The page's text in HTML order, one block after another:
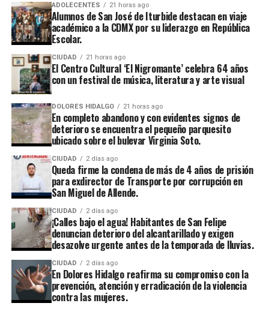
ADOLECENTES 21 horas ago
Alumnos de San José de Iturbide destacan en viaje
académico a la CDMX por su liderazgo en República
Escolar.
CIUDAD 21 horas ago
El Centro Cultural ‘El Nigromante’ celebra 64 años
con un festival de música, literatura y arte visual
DOLORES HIDALGO 21 horas ago
En completo abandono y con evidentes signos de
deterioro se encuentra el pequeño parquesito
ubicado sobre el bulevar Virginia Soto.
CIUDAD 2 días ago
Queda firme la condena de más de 4 años de prisión
para exdirector de Transporte por corrupción en
San Miguel de Allende.
CIUDAD 2 días ago
¡Calles bajo el agua! Habitantes de San Felipe
denuncian deterioro del alcantarillado y exigen
desazolve urgente antes de la temporada de lluvias.
CIUDAD 2 días ago
En Dolores Hidalgo reafirma su compromiso con la
prevención, atención y erradicación de la violencia
contra las mujeres.